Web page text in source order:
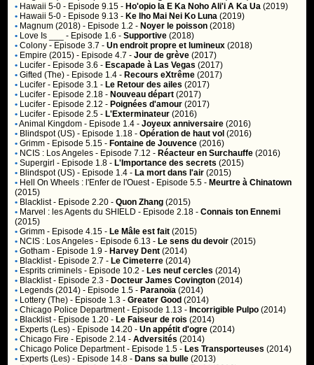
• Hawaii 5-0 - Episode 9.15 - Ho'opio Ia E Ka Noho Ali'i A Ka Ua (2019)
• Hawaii 5-0 - Episode 9.13 - Ke Iho Mai Nei Ko Luna (2019)
• Magnum (2018) - Episode 1.2 - Noyer le poisson (2018)
• Love Is ___ - Episode 1.6 -Supportive (2018)
• Colony - Episode 3.7 -Un endroit propre et lumineux (2018)
• Empire (2015) - Episode 4.7 -Jour de grève (2017)
• Lucifer - Episode 3.6 - Escapade à Las Vegas (2017)
• Gifted (The) - Episode 1.4 - Recours eXtrême (2017)
• Lucifer - Episode 3.1 - Le Retour des ailes (2017)
• Lucifer - Episode 2.18 - Nouveau départ (2017)
• Lucifer - Episode 2.12 - Poignées d'amour (2017)
• Lucifer - Episode 2.5 - L'Exterminateur (2016)
•Animal Kingdom - Episode 1.4 -Joyeux anniversaire (2016)
• Blindspot (US) - Episode 1.18 -Opération de haut vol (2016)
• Grimm - Episode 5.15 - Fontaine de Jouvence (2016)
• NCIS : Los Angeles - Episode 7.12 - Réacteur en Surchauffe (2016)
• Supergirl - Episode 1.8 - L'Importance des secrets (2015)
• Blindspot (US) - Episode 1.4 - La mort dans l'air (2015)
• Hell On Wheels : l'Enfer de l'Ouest- Episode 5.5 - Meurtre à Chinatown
(2015)
• Blacklist- Episode 2.20 -Quon Zhang (2015)
• Marvel : les Agents du SHIELD - Episode 2.18 -Connais ton Ennemi
(2015)
• Grimm - Episode 4.15 - Le Mâle est fait (2015)
• NCIS : Los Angeles - Episode 6.13 - Le sens du devoir (2015)
• Gotham - Episode 1.9 - Harvey Dent (2014)
• Blacklist- Episode 2.7 - Le Cimeterre (2014)
• Esprits criminels - Episode 10.2 - Les neuf cercles (2014)
• Blacklist- Episode 2.3 - Docteur James Covington (2014)
• Legends (2014) - Episode 1.5 - Paranoïa (2014)
• Lottery (The) - Episode 1.3 -Greater Good (2014)
• Chicago Police Department- Episode 1.13 - Incorrigible Pulpo (2014)
• Blacklist- Episode 1.20 - Le Faiseur de rois (2014)
• Experts (Les) - Episode 14.20 -Un appétit d'ogre (2014)
• Chicago Fire - Episode 2.14 -Adversités (2014)
• Chicago Police Department- Episode 1.5 - Les Transporteuses (2014)
• Experts (Les) - Episode 14.8 - Dans sa bulle (2013)